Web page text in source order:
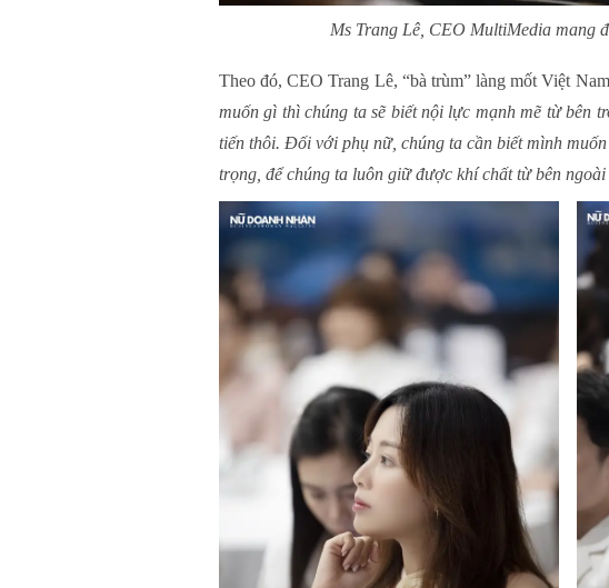
Ms Trang Lê, CEO MultiMedia mang
Theo đó, CEO Trang Lê, “bà trùm” làng mốt Việt
muốn gì thì chúng ta sẽ biết nội lực mạnh mẽ từ bên
tiến thôi. Đối với phụ nữ, chúng ta cần biết mình
trọng, để chúng ta luôn giữ được khí chất từ bên